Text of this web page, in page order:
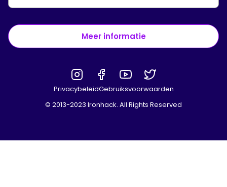
Meer informatie
PrivacybeleidGebruiksvoorwaarden
© 2013-2023 Ironhack. All Rights Reserved